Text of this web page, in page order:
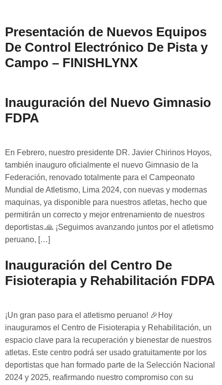
Presentación de Nuevos Equipos
De Control Electrónico De Pista y
Campo – FINISHLYNX
Inauguración del Nuevo Gimnasio
FDPA
En Febrero, nuestro presidente DR. Javier Chirinos Hoyos,
también inauguro oficialmente el nuevo Gimnasio de la
Federación, renovado totalmente para el Campeonato
Mundial de Atletismo, Lima 2024, con nuevas y modernas
maquinas, ya disponible para nuestros atletas, hecho que
permitirán un correcto y mejor entrenamiento de nuestros
deportistas.🙏 ¡Seguimos avanzando juntos por el atletismo
peruano, […]
Inauguración del Centro De
Fisioterapia y Rehabilitación FDPA
¡Un gran paso para el atletismo peruano! 🎉Hoy
inauguramos el Centro de Fisioterapia y Rehabilitación, un
espacio clave para la recuperación y bienestar de nuestros
atletas. Este centro podrá ser usado gratuitamente por los
deportistas que han formado parte de la Selección Nacional
2024 y 2025, reafirmando nuestro compromiso con su